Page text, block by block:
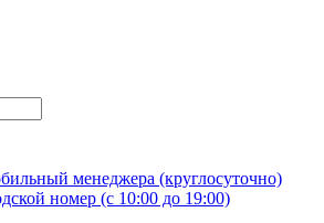
менеджера (круглосуточно)
номер (с 10:00 до 19:00)